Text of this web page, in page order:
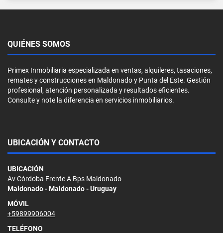
QUIÉNES SOMOS
Primex Inmobiliaria especializada en ventas, alquileres, tasaciones,
remates y construcciones en Maldonado y Punta del Este. Gestión
profesional, atención personalizada y resultados eficientes.
Consulte y note la diferencia en servicios inmobiliarios.
UBICACIÓN Y CONTACTO
UBICACIÓN
Av Córdoba Frente A Bps Maldonado
Maldonado - Maldonado - Uruguay
MÓVIL
+59899906004
TELÉFONO